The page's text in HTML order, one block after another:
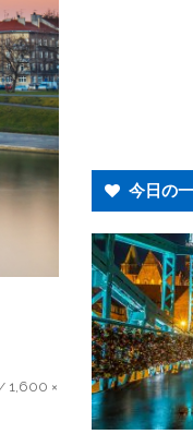
/ 1,600 ×
今日の